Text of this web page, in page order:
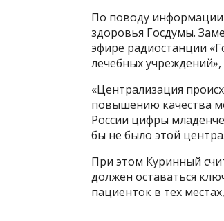
По поводу информации
здоровья Госдумы.
эфире радиостанции
лечебных
«Централизация
повышению качества
России цифры
бы не было этой
При этом Куринный
должен оставаться
пациенток в тех